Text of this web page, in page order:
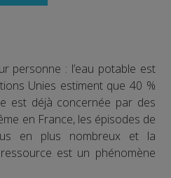
personne : l’eau potable est
Unies estiment que 40 %
est déjà concernée par des
en France, les épisodes de
en plus nombreux et la
est un phénomène